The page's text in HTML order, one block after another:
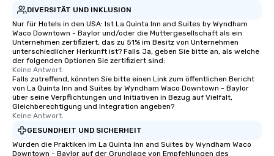
DIVERSITÄT UND INKLUSION
Nur für Hotels in den USA: Ist La Quinta Inn and Suites by Wyndham
Waco Downtown - Baylor und/oder die Muttergesellschaft als ein
Unternehmen zertifiziert, das zu 51% im Besitz von Unternehmen
unterschiedlicher Herkunft ist? Falls Ja, geben Sie bitte an, als welche
der folgenden Optionen Sie zertifiziert sind:
Keine Antwort.
Falls zutreffend, könnten Sie bitte einen Link zum öffentlichen Bericht
von La Quinta Inn and Suites by Wyndham Waco Downtown - Baylor
über seine Verpflichtungen und Initiativen in Bezug auf Vielfalt,
Gleichberechtigung und Integration angeben?
Keine Antwort.
GESUNDHEIT UND SICHERHEIT
Wurden die Praktiken im La Quinta Inn and Suites by Wyndham Waco
Downtown - Baylor auf der Grundlage von Empfehlungen des